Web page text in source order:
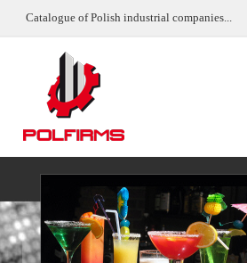
Catalogue of Polish industrial companies...